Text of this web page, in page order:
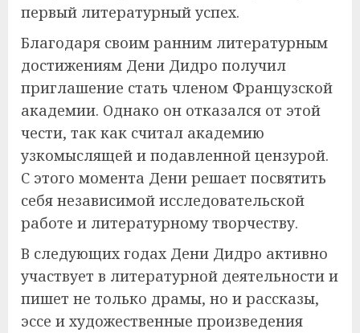
первый литературный успех.
Благодаря своим ранним литературным
достижениям Дени Дидро получил
приглашение стать членом Французской
академии. Однако он отказался от этой
чести, так как считал академию
узкомыслящей и подавленной цензурой.
С этого момента Дени решает посвятить
себя независимой исследовательской
работе и литературному творчеству.
В следующих годах Дени Дидро активно
участвует в литературной деятельности и
пишет не только драмы, но и рассказы,
эссе и художественные произведения